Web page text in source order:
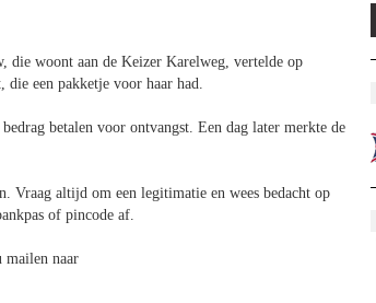
die woont aan de Keizer Karelweg, vertelde op
die een pakketje voor haar had.
betalen voor ontvangst. Een dag later merkte de
Vraag altijd om een legitimatie en wees bedacht op
of pincode af.
mailen naar